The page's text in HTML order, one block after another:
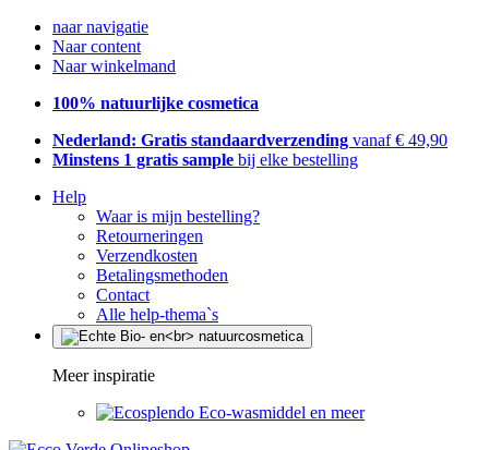
naar navigatie
Naar content
Naar winkelmand
100% natuurlijke cosmetica
Nederland: Gratis standaardverzending vanaf € 49,90
Minstens 1 gratis sample bij elke bestelling
Help
Waar is mijn bestelling?
Retourneringen
Verzendkosten
Betalingsmethoden
Contact
Alle help-thema`s
Meer inspiratie
Eco-wasmiddel en meer